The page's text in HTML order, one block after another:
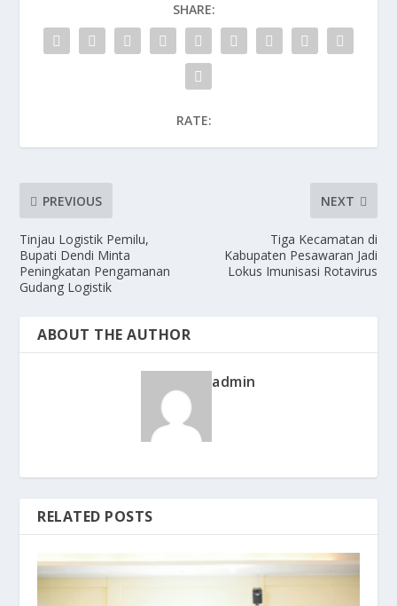
SHARE:
RATE:
PREVIOUS
Tinjau Logistik Pemilu,
Bupati Dendi Minta
Peningkatan Pengamanan
Gudang Logistik
NEXT
Tiga Kecamatan di
Kabupaten Pesawaran Jadi
Lokus Imunisasi Rotavirus
ABOUT THE AUTHOR
admin
RELATED POSTS